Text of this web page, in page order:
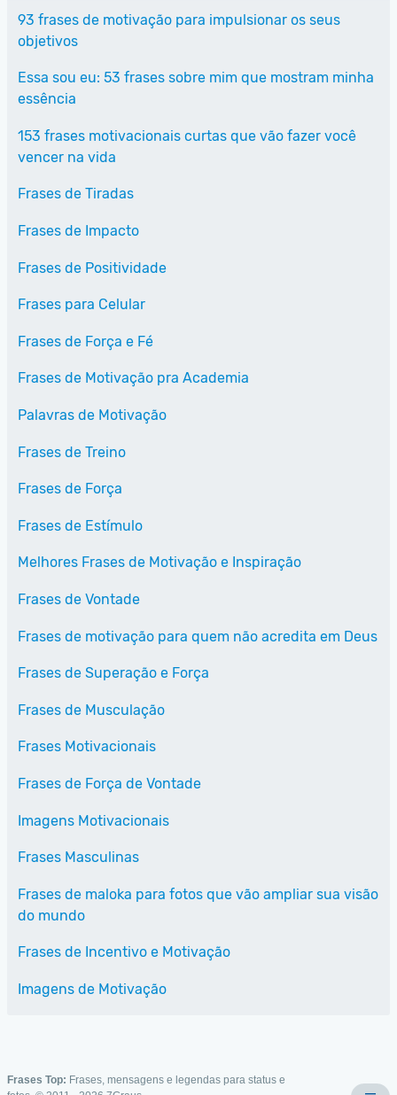
93 frases de motivação para impulsionar os seus
objetivos
Essa sou eu: 53 frases sobre mim que mostram minha
essência
153 frases motivacionais curtas que vão fazer você
vencer na vida
Frases de Tiradas
Frases de Impacto
Frases de Positividade
Frases para Celular
Frases de Força e Fé
Frases de Motivação pra Academia
Palavras de Motivação
Frases de Treino
Frases de Força
Frases de Estímulo
Melhores Frases de Motivação e Inspiração
Frases de Vontade
Frases de motivação para quem não acredita em Deus
Frases de Superação e Força
Frases de Musculação
Frases Motivacionais
Frases de Força de Vontade
Imagens Motivacionais
Frases Masculinas
Frases de maloka para fotos que vão ampliar sua visão
do mundo
Frases de Incentivo e Motivação
Imagens de Motivação
Frases Top: Frases, mensagens e legendas para status e